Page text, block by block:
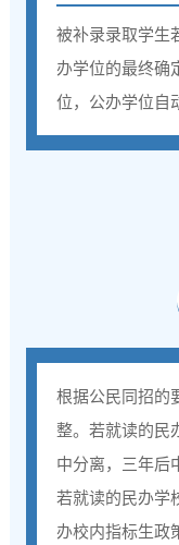
被补录录取学生
办学位的最终确
位，公办学位自
根据公民同招的
整。若就读的民
中分离，三年后
若就读的民办学
办校内指标生政